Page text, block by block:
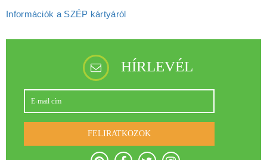
Információk a SZÉP kártyáról
HÍRLEVÉL
FELIRATKOZOK